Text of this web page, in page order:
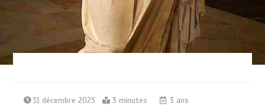
31 décembre 2023 3 minutes 3 ans